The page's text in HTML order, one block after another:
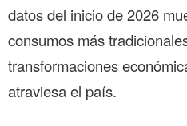
datos del inicio de 2026
consumos más
transformaciones
atraviesa el país.